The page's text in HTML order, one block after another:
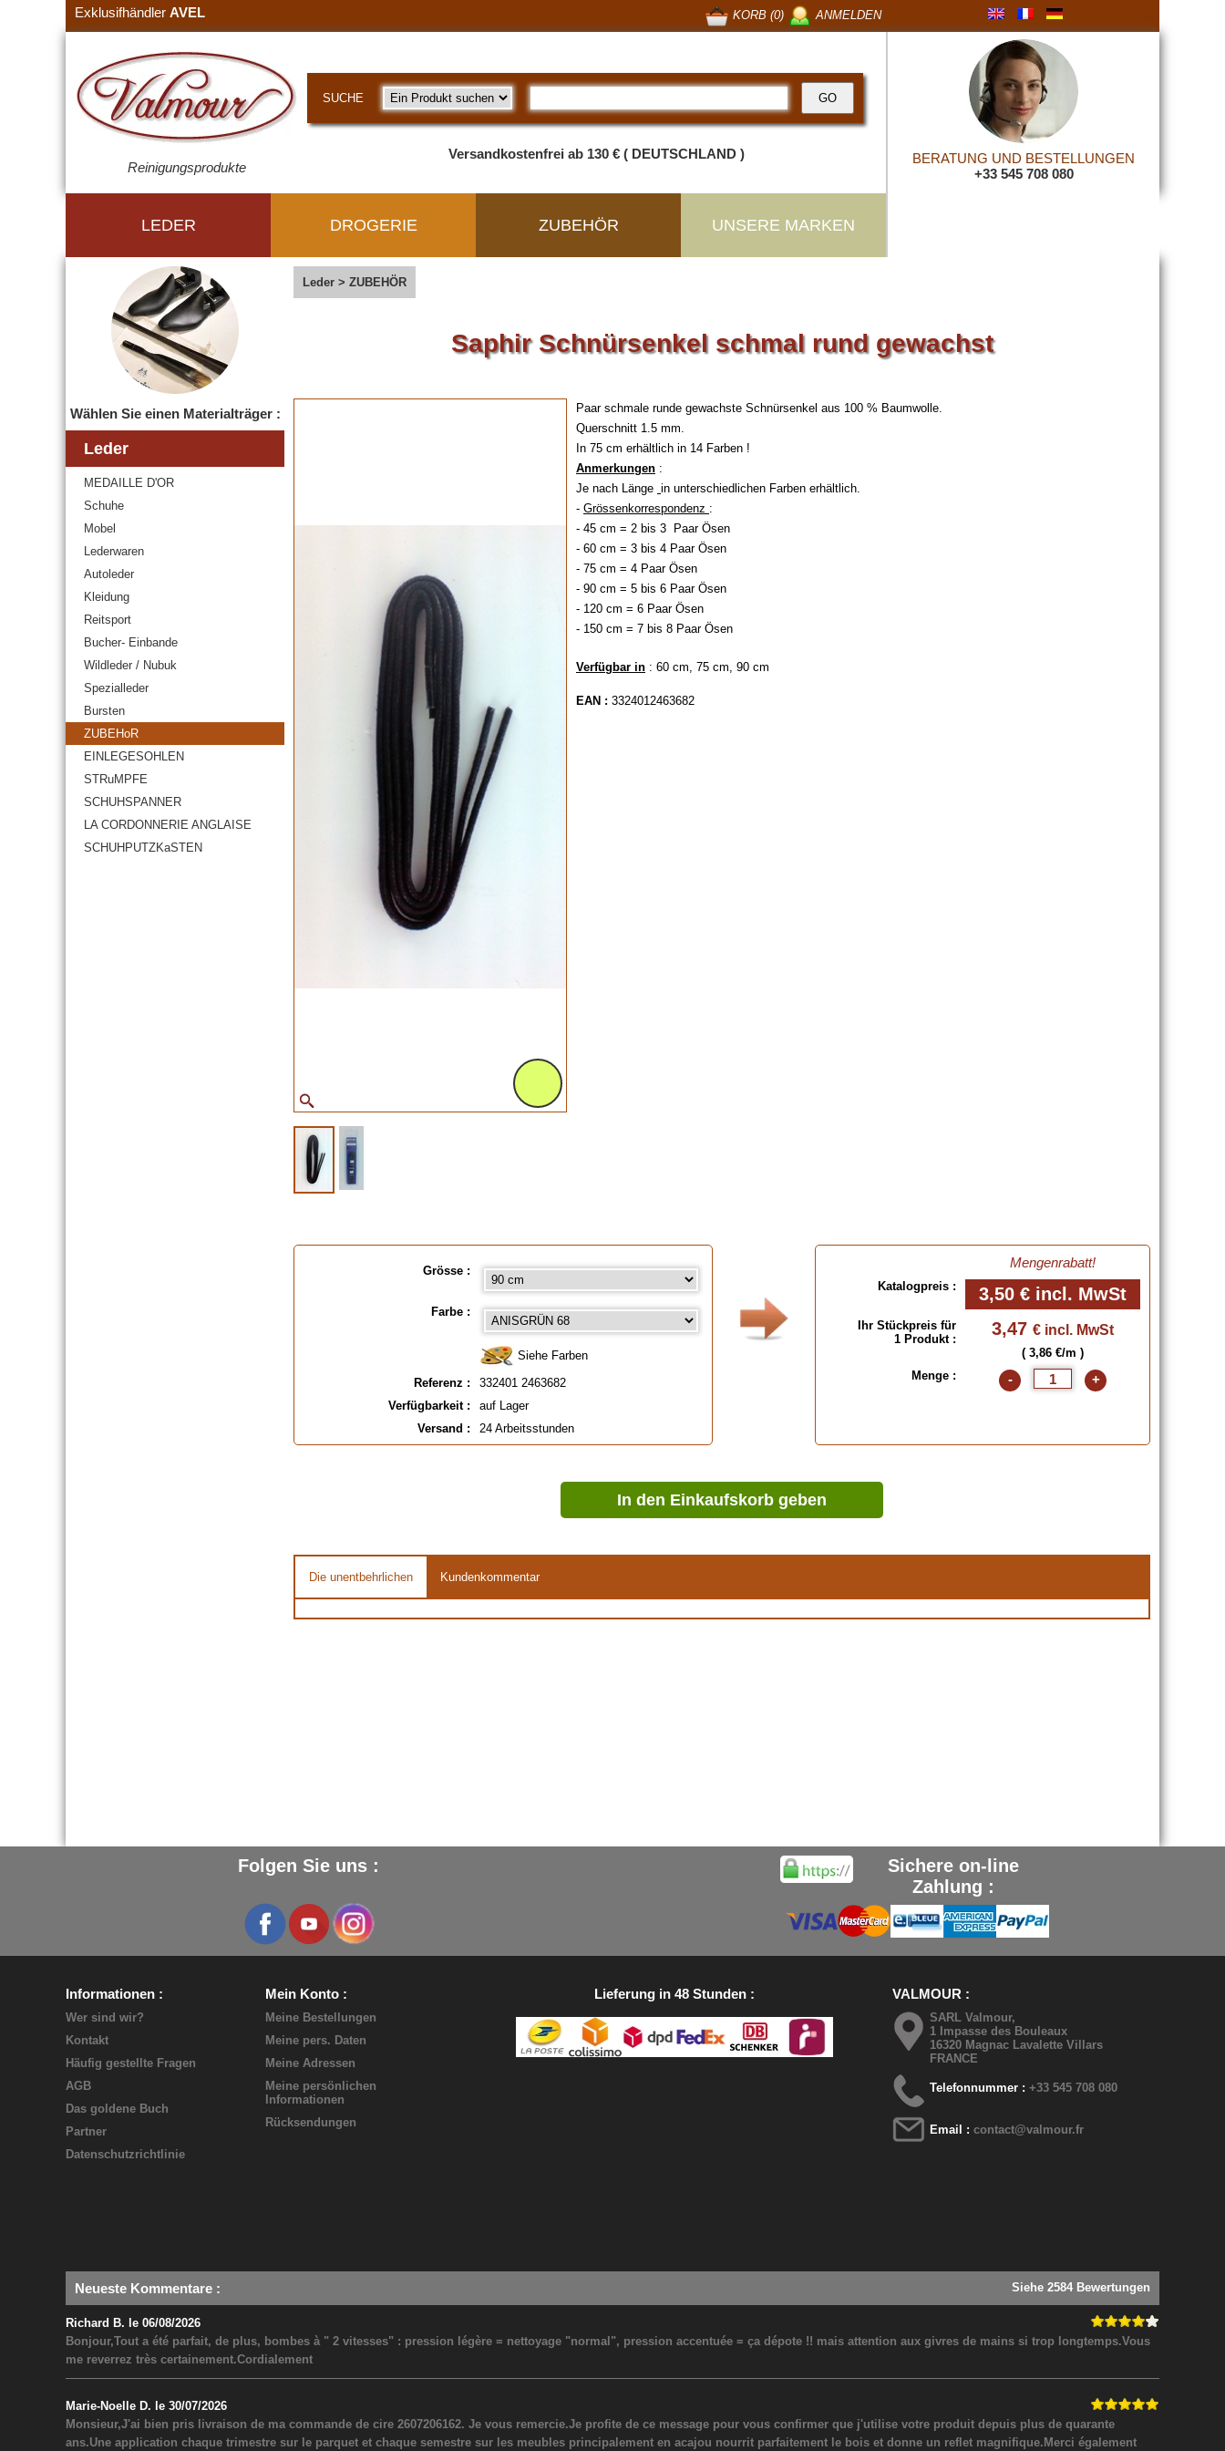
Exklusifhändler AVEL ANMELDEN
KORB (0)
Reinigungsprodukte
SUCHE
Versandkostenfrei ab 130 € ( DEUTSCHLAND )
BERATUNG UND BESTELLUNGEN
+33 545 708 080
LEDER DROGERIE ZUBEHÖR UNSERE MARKEN
Wählen Sie einen Materialträger :
Leder
MEDAILLE D'OR
Schuhe
Mobel
Lederwaren
Autoleder
Kleidung
Reitsport
Bucher- Einbande
Wildleder / Nubuk
Spezialleder
Bursten
ZUBEHoR
EINLEGESOHLEN
STRuMPFE
SCHUHSPANNER
LA CORDONNERIE ANGLAISE
SCHUHPUTZKaSTEN
Leder > ZUBEHÖR
Saphir Schnürsenkel schmal rund gewachst
Paar schmale runde gewachste Schnürsenkel aus 100 % Baumwolle.
Querschnitt 1.5 mm.
In 75 cm erhältlich in 14 Farben !
Anmerkungen :
Je nach Länge in unterschiedlichen Farben erhältlich.
- Grössenkorrespondenz :
- 45 cm = 2 bis 3 Paar Ösen
- 60 cm = 3 bis 4 Paar Ösen
- 75 cm = 4 Paar Ösen
- 90 cm = 5 bis 6 Paar Ösen
- 120 cm = 6 Paar Ösen
- 150 cm = 7 bis 8 Paar Ösen
Verfügbar in : 60 cm, 75 cm, 90 cm
EAN : 3324012463682
Grösse :
Farbe :
Siehe Farben
Referenz :
332401 2463682
Verfügbarkeit :
auf Lager
Versand :
24 Arbeitsstunden
Mengenrabatt!
Katalogpreis : 3,50 € incl. MwSt
Ihr Stückpreis für
1 Produkt :
3,47 € incl. MwSt
( 3,86 €/m )
Menge :
- +
In den Einkaufskorb geben
Die unentbehrlichen Kundenkommentar
Folgen Sie uns :
Sichere on-line
Zahlung :
Informationen
Wer sind wir?
Kontakt
Häufig gestellte Fragen
AGB
Das goldene Buch
Partner
Datenschutzrichtlinie
Mein Konto
Meine Bestellungen
Meine pers. Daten
Meine Adressen
Meine persönlichen
Informationen
Rücksendungen
Lieferung in 48 Stunden VALMOUR
SARL Valmour,
1 Impasse des Bouleaux
16320 Magnac Lavalette Villars
FRANCE
Telefonnummer :+33 545 708 080
Email :contact@valmour.fr
Neueste Kommentare : Siehe 2584 Bewertungen
Richard B. le 06/08/2026
Bonjour,Tout a été parfait, de plus, bombes à " 2 vitesses" : pression légère = nettoyage "normal", pression accentuée = ça dépote !! mais attention aux givres de mains si trop longtemps.Vous
me reverrez très certainement.Cordialement
Marie-Noelle D. le 30/07/2026
Monsieur,J'ai bien pris livraison de ma commande de cire 2607206162. Je vous remercie.Je profite de ce message pour vous confirmer que j'utilise votre produit depuis plus de quarante
ans.Une application chaque trimestre sur le parquet et chaque semestre sur les meubles principalement en acajou nourrit parfaitement le bois et donne un reflet magnifique.Merci également